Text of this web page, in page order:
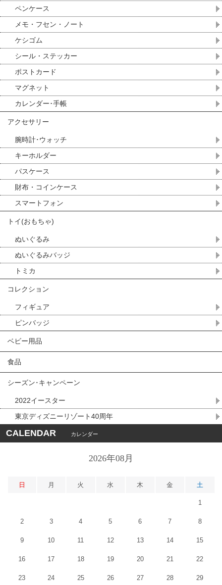
ペンケース
メモ・フセン・ノート
ケシゴム
シール・ステッカー
ポストカード
マグネット
カレンダー･手帳
アクセサリー
腕時計･ウォッチ
キーホルダー
パスケース
財布・コインケース
スマートフォン
トイ(おもちゃ)
ぬいぐるみ
ぬいぐるみバッジ
トミカ
コレクション
フィギュア
ピンバッジ
ベビー用品
食品
シーズン･キャンペーン
2022イースター
東京ディズニーリゾート40周年
CALENDAR カレンダー
2026年08月
日 月 火 水 木 金 土
1
2 3 4 5 6 7 8
9 10 11 12 13 14 15
16 17 18 19 20 21 22
23 24 25 26 27 28 29